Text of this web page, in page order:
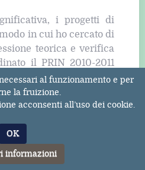
i progetti di
in cui ho cercato di
teorica e verifica
il PRIN 2010-2011
, dedicato al tema
nella società
nazionale con
europei, con il
dell’intero gruppo
del 2014 e la fine del
al funzionamento e per
la fruizione.
acconsenti all’uso dei cookie.
OK
informazioni